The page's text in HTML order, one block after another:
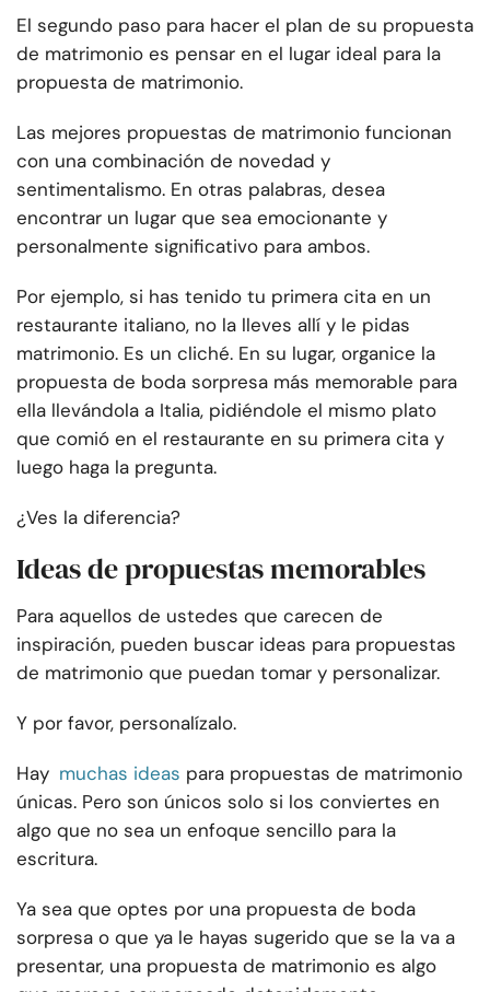
El segundo paso para hacer el plan de su propuesta
de matrimonio es pensar en el lugar ideal para la
propuesta de matrimonio.
Las mejores propuestas de matrimonio funcionan
con una combinación de novedad y
sentimentalismo. En otras palabras, desea
encontrar un lugar que sea emocionante y
personalmente significativo para ambos.
Por ejemplo, si has tenido tu primera cita en un
restaurante italiano, no la lleves allí y le pidas
matrimonio. Es un cliché. En su lugar, organice la
propuesta de boda sorpresa más memorable para
ella llevándola a Italia, pidiéndole el mismo plato
que comió en el restaurante en su primera cita y
luego haga la pregunta.
¿Ves la diferencia?
Ideas de propuestas memorables
Para aquellos de ustedes que carecen de
inspiración, pueden buscar ideas para propuestas
de matrimonio que puedan tomar y personalizar.
Y por favor, personalízalo.
Hay muchas ideas para propuestas de matrimonio
únicas. Pero son únicos solo si los conviertes en
algo que no sea un enfoque sencillo para la
escritura.
Ya sea que optes por una propuesta de boda
sorpresa o que ya le hayas sugerido que se la va a
presentar, una propuesta de matrimonio es algo